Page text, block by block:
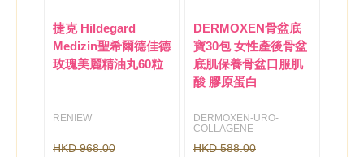
捷克 Hildegard
Medizin聖希爾德佳德
玫瑰美麗精油丸60粒
RENIEW
HKD 968.00
DERMOXEN骨盆底
寶30包 女性產後骨盆
底肌保養骨盆口服肌
酸 膠原蛋白
DERMOXEN-URO-
COLLAGENE
HKD 588.00